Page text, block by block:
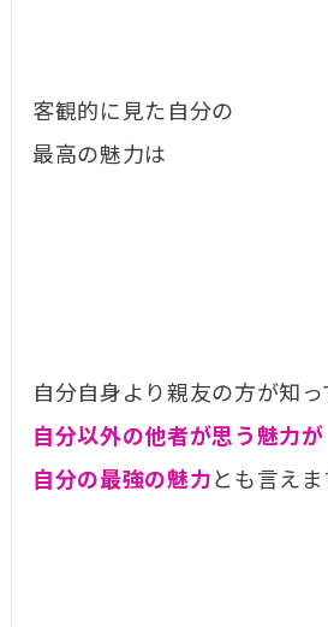
客観的に見た自分の
最高の魅力は
自分自身より親友の方が知っ
自分以外の他者が思う魅力が
自分の最強の魅力 とも言え